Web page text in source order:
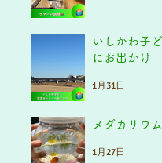
いしかわ子
にお出かけ
1月31日
メダカリウ
1月27日